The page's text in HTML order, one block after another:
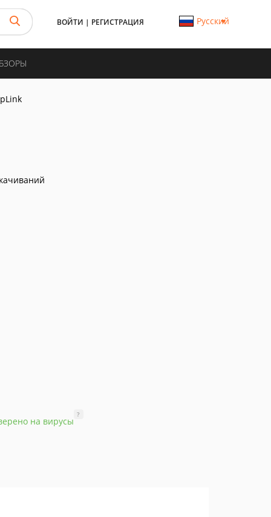
ВОЙТИ | РЕГИСТРАЦИЯ Русский
на вирусы
?